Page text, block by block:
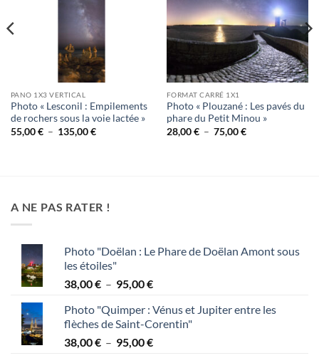
PANO 1X3 VERTICAL
Photo « Lesconil : Empilements
de rochers sous la voie lactée »
55,00€ – 135,00€Plage
FORMAT CARRÉ 1X1
Photo « Plouzané : Les pavés du
phare du Petit Minou »
28,00€ – 75,00€Plage
A NE PAS RATER !
Photo "Doëlan : Le Phare de Doëlan Amont sous
les étoiles"
38,00€ – 95,00€Plage
prix :
38,00 €
à
Photo "Quimper : Vénus et Jupiter entre les
flèches de Saint-Corentin"
38,00€ – 95,00€Plage